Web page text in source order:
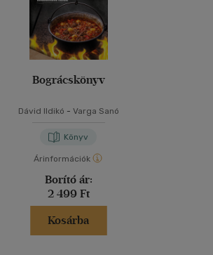
Bográcskönyv
Dávid Ildikó - Varga Sanó
Könyv
Árinformációk
Borító ár:
2 499 Ft
Kosárba